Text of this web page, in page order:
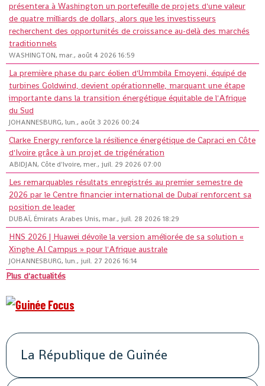
présentera à Washington un portefeuille de projets d'une valeur
de quatre milliards de dollars, alors que les investisseurs
recherchent des opportunités de croissance au-delà des marchés
traditionnels
WASHINGTON, mar., août 4 2026 16:59
La première phase du parc éolien d'Ummbila Emoyeni, équipé de
turbines Goldwind, devient opérationnelle, marquant une étape
importante dans la transition énergétique équitable de l'Afrique
du Sud
JOHANNESBURG, lun., août 3 2026 00:24
Clarke Energy renforce la résilience énergétique de Capraci en Côte
d'Ivoire grâce à un projet de trigénération
ABIDJAN, Côte d'Ivoire, mer., juil. 29 2026 07:00
Les remarquables résultats enregistrés au premier semestre de
2026 par le Centre financier international de Dubaï renforcent sa
position de leader
DUBAÏ, Émirats Arabes Unis, mar., juil. 28 2026 18:29
HNS 2026 | Huawei dévoile la version améliorée de sa solution «
Xinghe AI Campus » pour l'Afrique australe
JOHANNESBURG, lun., juil. 27 2026 16:14
Plus d'actualités
La République de Guinée